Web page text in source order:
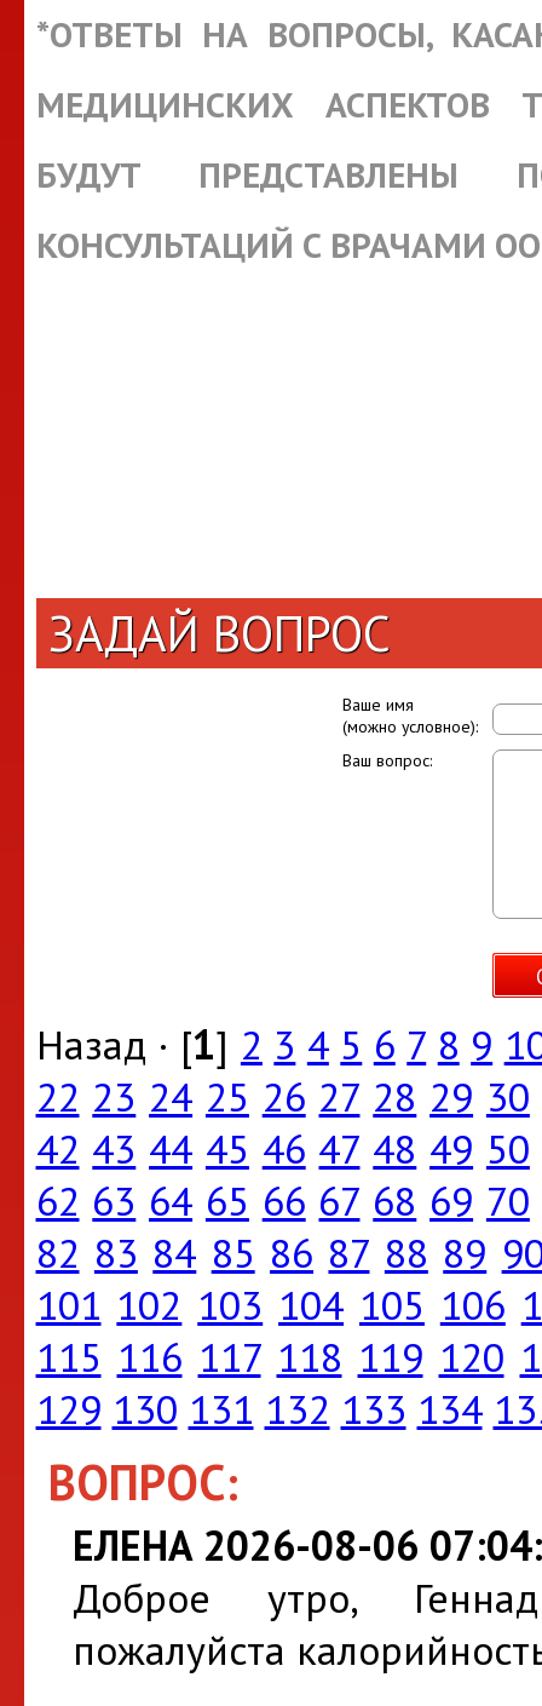
*ОТВЕТЫ НА ВОПРОСЫ,
МЕДИЦИНСКИХ АСПЕКТОВ
БУДУТ ПРЕДСТАВЛЕНЫ
КОНСУЛЬТАЦИЙ С ВРАЧАМИ
ЗАДАЙ ВОПРОС
Ваше имя
(можно условное):
Ваш вопрос:
Назад · [1] 2 3 4 5 6 7 8 9
22 23 24 25 26 27 28 29 30
42 43 44 45 46 47 48 49 50
62 63 64 65 66 67 68 69 70
82 83 84 85 86 87 88 89
101 102 103 104 105 106
115 116 117 118 119 120
129 130 131 132 133 134
ВОПРОС:
ЕЛЕНА 2026-08-06
Доброе утро,
пожалуйста